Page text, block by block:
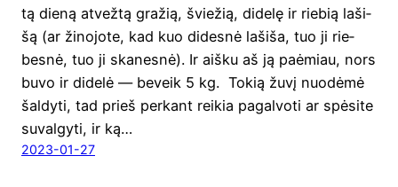
tą die­ną atvež­tą gra­žią, švie­žią, dide­lę ir rie­bią laši­
šą (ar žino­jo­te, kad kuo dides­nė laši­ša, tuo ji rie­
bes­nė, tuo ji ska­nes­nė). Ir aiš­ku aš ją paėmiau, nors
buvo ir dide­lė — beveik 5 kg. Tokią žuvį nuo­dė­mė
šal­dy­ti, tad prieš per­kant rei­kia pagal­vo­ti ar spė­si­te
suval­gy­ti, ir ką…
2023-01-27